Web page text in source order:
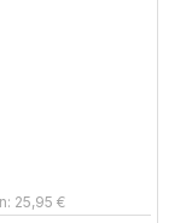
25,95 €